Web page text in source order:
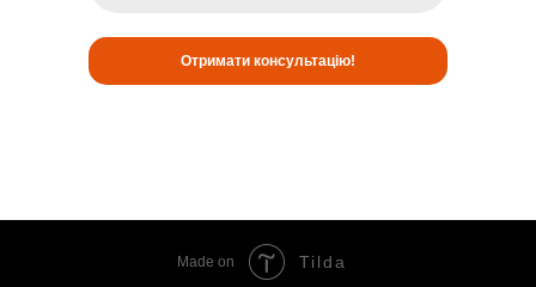
Отримати консультацію!
Made on Tilda